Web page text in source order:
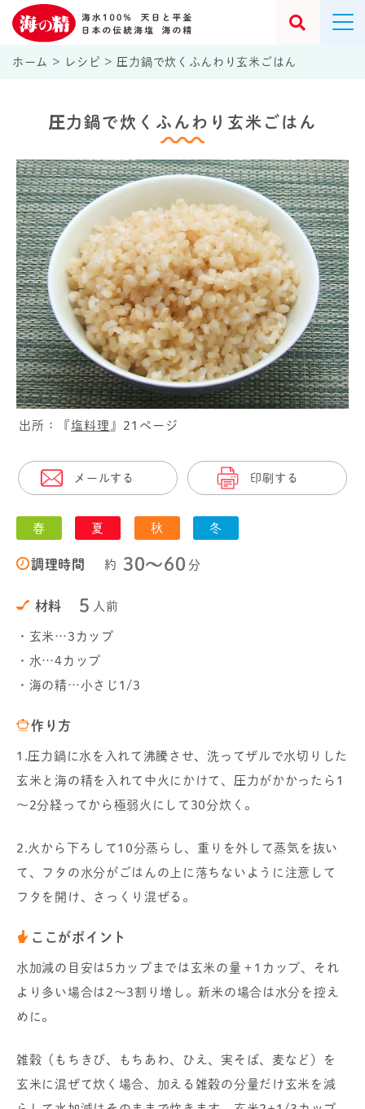
ホーム > レシピ > 圧力鍋で炊くふんわり玄米ごはん
圧力鍋で炊くふんわり玄米ごはん
出所：『塩料理 』21ページ
メールする 印刷する
春 夏 秋 冬
調理時間 約 30〜60 分
材料 5 人前
・玄米…3カップ
・水…4カップ
・海の精…小さじ1/3
作り方
1.圧力鍋に水を入れて沸騰させ、洗ってザルで水切りした
玄米と海の精を入れて中火にかけて、圧力がかかったら1
～2分経ってから極弱火にして30分炊く。
2.火から下ろして10分蒸らし、重りを外して蒸気を抜い
て、フタの水分がごはんの上に落ちないように注意して
フタを開け、さっくり混ぜる。
ここがポイント
水加減の目安は5カップまでは玄米の量＋1カップ、それ
より多い場合は2～3割り増し。新米の場合は水分を控え
めに。
雑穀（もちきび、もちあわ、ひえ、実そば、麦など）を
玄米に混ぜて炊く場合、加える雑穀の分量だけ玄米を減